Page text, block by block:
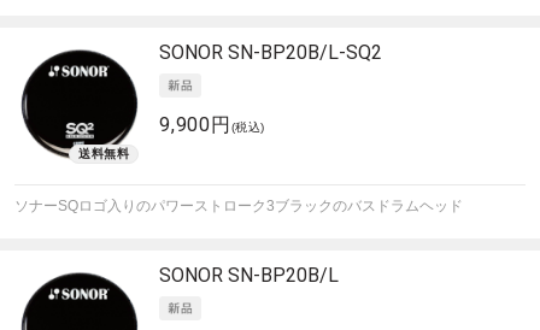
SONOR SN-BP20B/L-SQ2
9,900円 (税込)
ソナーSQロゴ入りのパワーストローク3ブラックのバスドラムヘッド
SONOR SN-BP20B/L